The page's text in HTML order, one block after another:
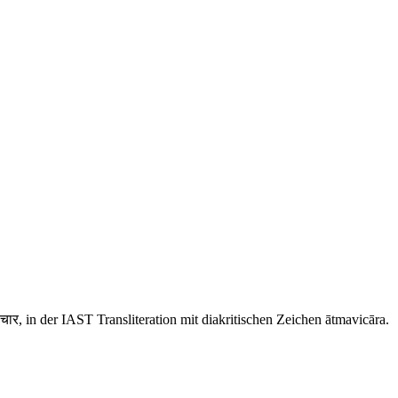
in der IAST Transliteration mit diakritischen Zeichen ātmavicāra.